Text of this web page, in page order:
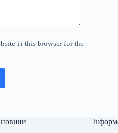
in this browser for the
новини